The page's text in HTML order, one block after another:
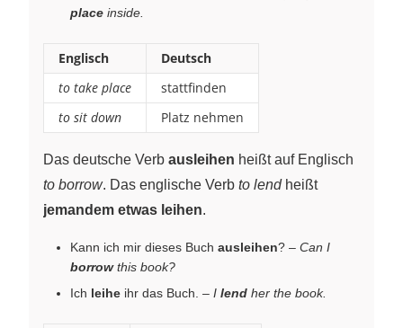
place inside.
Englisch
Deutsch
to take place
stattfinden
to sit down
Platz nehmen
Das deutsche Verb ausleihen heißt auf Englisch
to borrow. Das englische Verb to lendheißt
jemandem etwas leihen.
Kann ich mir dieses Buch ausleihen? – Can I
borrowthis book?
Ich leihe ihr das Buch. – I lend her the book.